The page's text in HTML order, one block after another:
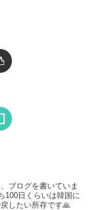
ブログを書いていま
100日くらいは韓国に
したい所存です🙏